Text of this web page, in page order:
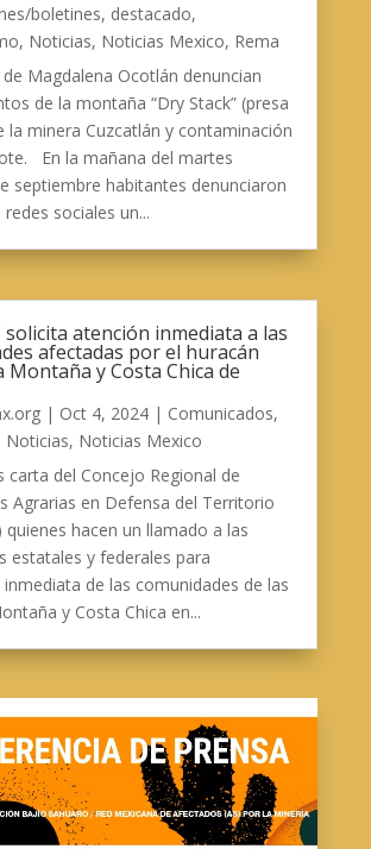
boletines, destacado,
, Noticias, Noticias Mexico, Rema
Magdalena Ocotlán denuncian
de la montaña “Dry Stack” (presa
la minera Cuzcatlán y contaminación
En la mañana del martes
septiembre habitantes denunciaron
sociales un...
solicita atención inmediata a las
afectadas por el huracán
Montaña y Costa Chica de
| Oct 4, 2024| Comunicados,
Noticias, Noticias Mexico
carta del Concejo Regional de
Agrarias en Defensa del Territorio
quienes hacen un llamado a las
estatales y federales para
de las comunidades de las
y Costa Chica en...